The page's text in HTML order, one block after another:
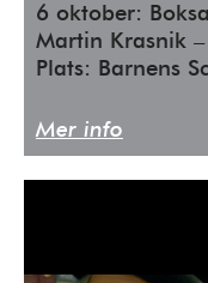
6 oktober:
Martin Krasnik
Plats: Barnens
Mer info